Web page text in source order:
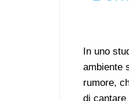
In uno
ambiente
rumore,
di cantare